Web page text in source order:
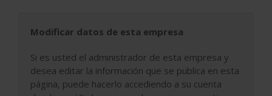
Modificar datos de esta empresa
Si es usted el administrador de esta empresa y
desea editar la información que se publica en esta
página, puede hacerlo accediendo a su cuenta